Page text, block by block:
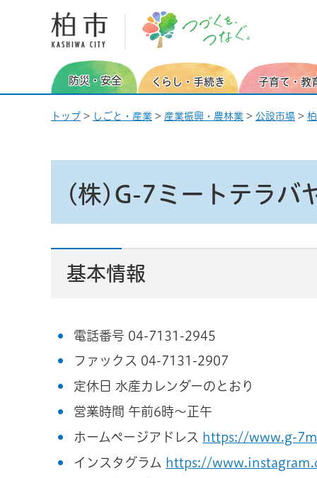
柏市 つづくを、つなぐ。
防災・安全 くらし・手続き 子育て・教
トップ > しごと・産業 > 産業振興・農林業 > 公設市場 >
(株)G-7ミートテラバ
基本情報
電話番号 04-7131-2945
ファックス 04-7131-2907
定休日 水産カレンダーのとおり
営業時間 午前6時～正午
ホームページアドレス
https://www.g-
インスタグラム https://